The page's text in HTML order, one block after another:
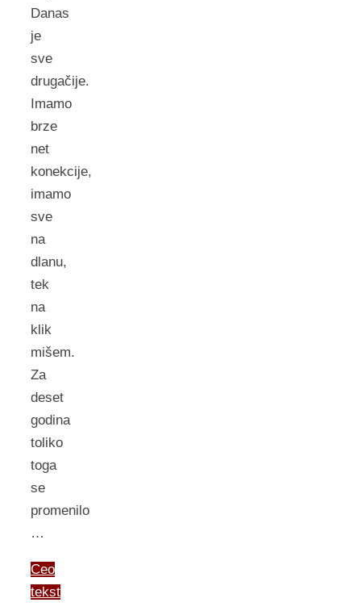
Danas
je
sve
drugačije.
Imamo
brze
net
konekcije,
imamo
sve
na
dlanu,
tek
na
klik
mišem.
Za
deset
godina
toliko
toga
se
promenilo
…
Ceo
tekst